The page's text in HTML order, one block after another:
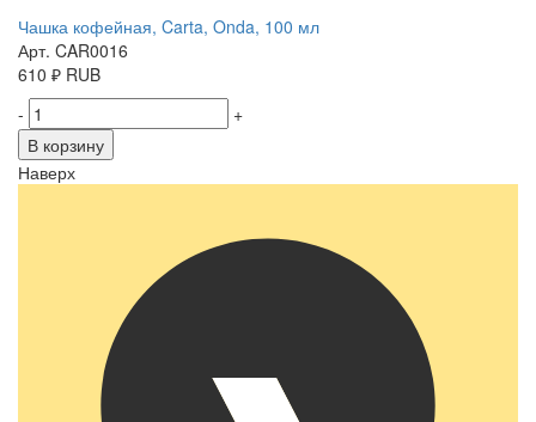
Чашка кофейная, Carta, Onda, 100 мл
Арт. CAR0016
610 ₽ RUB
-
+
В корзину
Наверх